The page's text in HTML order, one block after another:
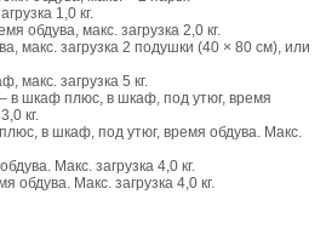
1,0 кг.
обдува, макс. загрузка 2,0 кг.
макс. загрузка 2 подушки (40 × 80 см), или
макс. загрузка 5 кг.
в шкаф плюс, в шкаф, под утюг, время
кг.
в шкаф, под утюг, время обдува. Макс.
Макс. загрузка 4,0 кг.
обдува. Макс. загрузка 4,0 кг.